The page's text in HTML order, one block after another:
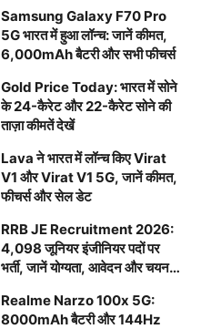
Samsung Galaxy F70 Pro
5G भारत में हुआ लॉन्च: जानें कीमत,
6,000mAh बैटरी और सभी फीचर्स
Gold Price Today: भारत में सोने
के 24-कैरेट और 22-कैरेट सोने की
ताज़ा कीमतें देखें
Lava ने भारत में लॉन्च किए Virat
V1 और Virat V1 5G, जानें कीमत,
फीचर्स और सेल डेट
RRB JE Recruitment 2026:
4,098 जूनियर इंजीनियर पदों पर
भर्ती, जानें योग्यता, आवेदन और चयन
Realme Narzo 100x 5G:
8000mAh बैटरी और 144Hz